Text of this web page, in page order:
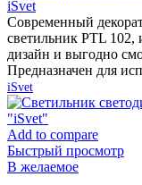
iSvet
Современный
светильник PTL
дизайн и выгодно
Предназначен для
iSvet
Add to compare
Быстрый просмотр
В желаемое